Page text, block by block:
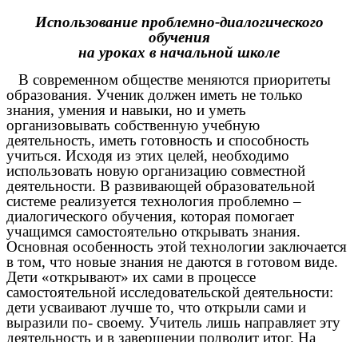
Использование проблемно-диалогического
обучения
на уроках в начальной школе
В современном обществе меняются приоритеты
образования. Ученик должен иметь не только
знания, умения и навыки, но и уметь
организовывать собственную учебную
деятельность, иметь готовность и способность
учиться. Исходя из этих целей, необходимо
использовать новую организацию совместной
деятельности. В развивающей образовательной
системе реализуется технология проблемно –
диалогического обучения, которая помогает
учащимся самостоятельно открывать знания.
Основная особенность этой технологии заключается
в том, что новые знания не даются в готовом виде.
Дети «открывают» их сами в процессе
самостоятельной исследовательской деятельности:
дети усваивают лучше то, что открыли сами и
выразили по- своему. Учитель лишь направляет эту
деятельность и в завершении подводит итог. На